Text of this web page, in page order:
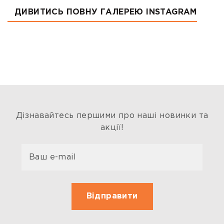
ДИВИТИСЬ ПОВНУ ГАЛЕРЕЮ INSTAGRAM
Дізнавайтесь першими про наші новинки та
акції!